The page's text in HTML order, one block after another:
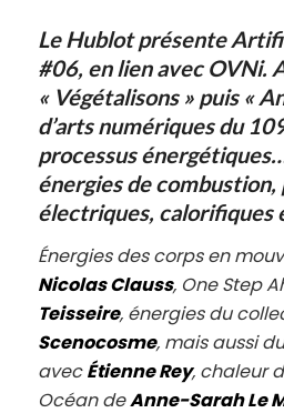
Le Hublot présente
#06, en lien avec OVNi.
« Végétalisons » puis «
d’arts numériques du
processus
énergies de combustion,
électriques, calorifiques
Énergies des corps en
Nicolas Clauss, One Step
Teisseire, énergies du
Scenocosme, mais aussi
avecÉtienne Rey, chaleur
Océan deAnne-Sarah Le